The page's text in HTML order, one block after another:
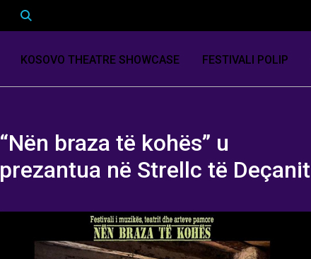
KOSOVO THEATRE SHOWCASE FESTIVALI POLIP
“Nën braza të kohës” u
prezantua në Strellc të Deçanit